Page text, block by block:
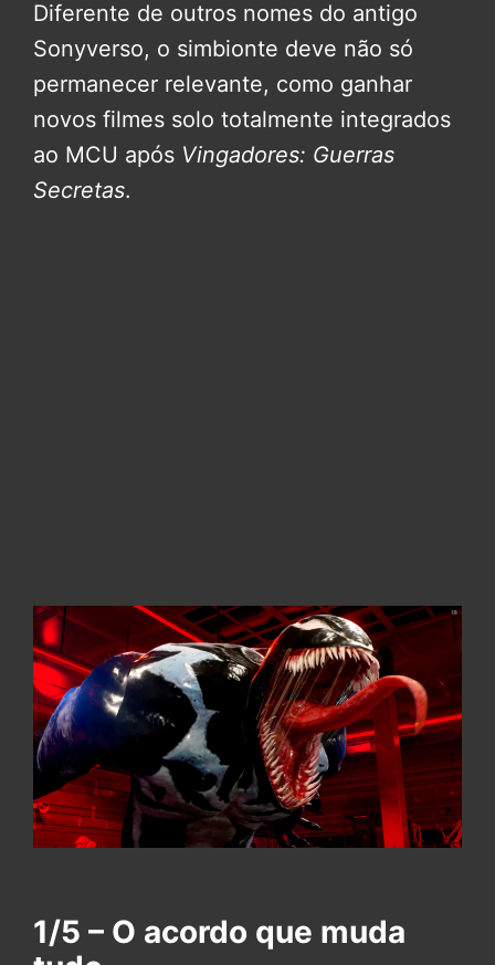
Diferente de outros nomes do antigo
Sonyverso, o simbionte deve não só
permanecer relevante, como ganhar
novos filmes solo totalmente integrados
ao MCU após Vingadores: Guerras
Secretas.
1/5 – O acordo que muda